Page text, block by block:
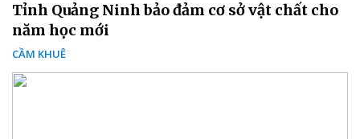
Tỉnh Quảng Ninh bảo đảm cơ sở vật chất cho
năm học mới
CẦM KHUÊ